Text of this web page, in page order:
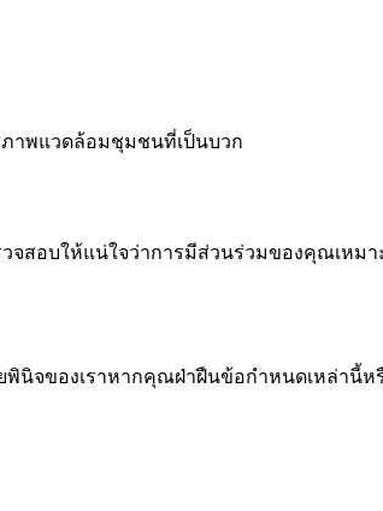
ภาพแวดล้อมชุมชนที่เป็นบวก
จสอบให้แน่ใจว่าการมีส่วนร่วมของคุณเหม
ยพินิจของเราหากคุณฝ่าฝืนข้อกำหนดเหล่